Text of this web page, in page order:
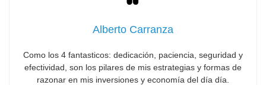
Alberto Carranza
Como los 4 fantasticos: dedicación, paciencia, seguridad y
efectividad, son los pilares de mis estrategias y formas de
razonar en mis inversiones y economía del día día.